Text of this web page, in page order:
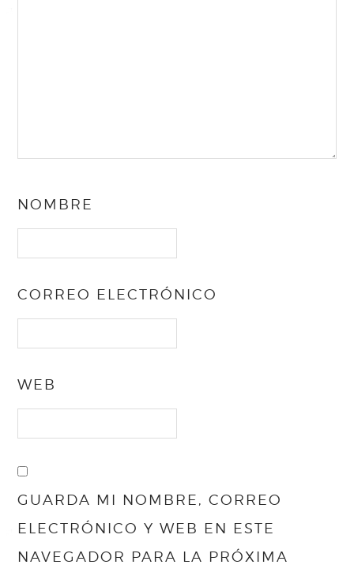
NOMBRE
CORREO ELECTRÓNICO
WEB
GUARDA MI NOMBRE, CORREO
ELECTRÓNICO Y WEB EN ESTE
NAVEGADOR PARA LA PRÓXIMA